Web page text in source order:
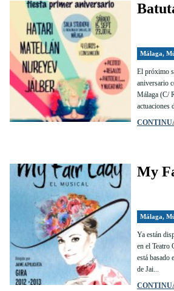
Málaga,
El próximo
aniversario
Málaga (C/
actuaciones
My
Málaga,
Ya están
en el Teatro
está basado
de Jai...